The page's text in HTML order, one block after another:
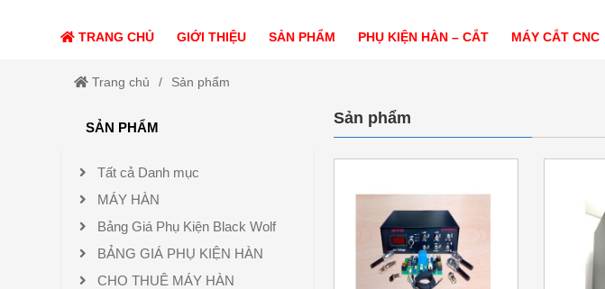
TRANG CHỦ GIỚI THIỆU SẢN PHẨM PHỤ KIỆN HÀN – CẮT MÁY CẮT CNC
Trang chủ Sản phẩm
Sản phẩm
SẢN PHẨM
Tất cả Danh mục
MÁY HÀN
Bảng Giá Phụ Kiện Black Wolf
BẢNG GIÁ PHỤ KIỆN HÀN
CHO THUÊ MÁY HÀN